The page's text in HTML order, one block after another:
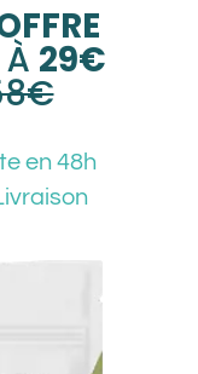
29€
en 48h